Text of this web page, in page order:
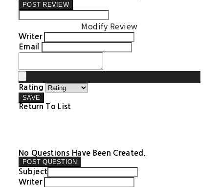
POST REVIEW
Modify Review
Writer
Email
Rating
SAVE
Return To List
No Questions Have Been Created.
POST QUESTION
Subject
Writer